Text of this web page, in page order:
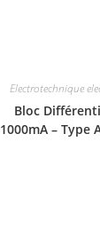
Electrotechnique
Bloc
1000mA – Type